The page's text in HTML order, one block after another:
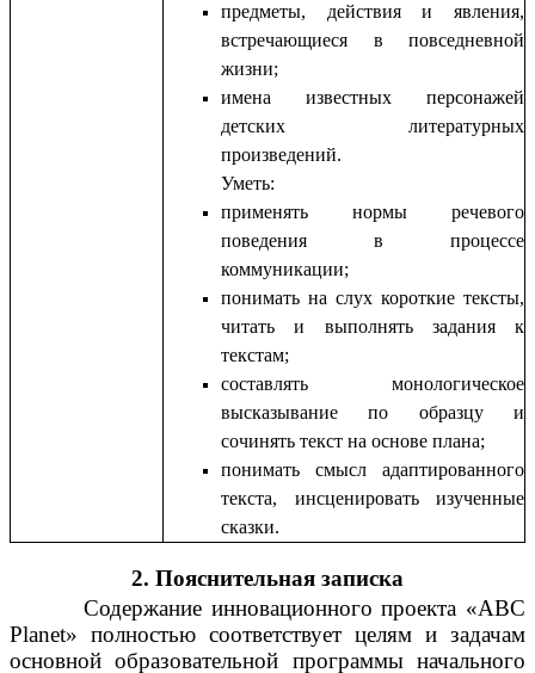
предметы, действия и явления,
встречающиеся в повседневной
жизни;
имена известных персонажей
детских литературных
произведений.
Уметь:
применять нормы речевого
поведения в процессе
коммуникации;
понимать на слух короткие тексты,
читать и выполнять задания к
текстам;
составлять монологическое
высказывание по образцу и
сочинять текст на основе плана;
понимать смысл адаптированного
текста, инсценировать изученные
сказки.
2. Пояснительная записка
Содержание инновационного проекта «ABC
Planet» полностью соответствует целям и задачам
основной образовательной программы начального